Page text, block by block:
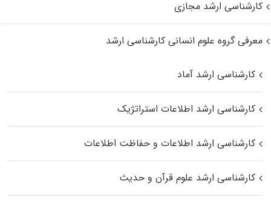
کارشناسی ارشد مجازی
معرفی گروه علوم انسانی کارشناسی ارشد
کارشناسی ارشد آماد
کارشناسی ارشد اطلاعات استراتژیک
کارشناسی ارشد اطلاعات و حفاظت اطلاعات
کارشناسی ارشد علوم قرآن و حدیث